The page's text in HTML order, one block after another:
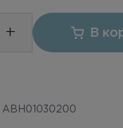
+ В
ABH01030200